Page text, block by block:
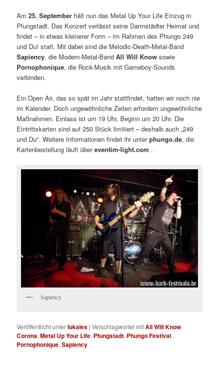
Am25. September hält nun das Metal Up Your Life Einzug in
Pfungstadt. Das Konzert verlässt seine Darmstädter Heimat und
findet – in etwas kleinerer Form – im Rahmen des Phungo 249
und Du! statt. Mit dabei sind die Melodic-Death-Metal-Band
Sapiency, die Modern-Metal-BandAll Will Know sowie
Pornophonique, die Rock-Musik mit Gameboy-Sounds
verbinden.
Ein Open Air, das so spät im Jahr stattfindet, hatten wir noch nie
im Kalender. Doch ungewöhnliche Zeiten erfordern ungewöhnliche
Maßnahmen. Einlass ist um 19 Uhr, Beginn um 20 Uhr. Die
Eintrittskarten sind auf 250 Stück limitiert – deshalb auch „249
und Du“. Weitere Informationen findet ihr unterphungo.de, die
Kartenbestellung läuft übereventim-light.com .
Sapiency
Veröffentlicht unterlokales |Verschlagwortet mitAll Will Know,
Corona,Metal Up Your Life, Pfungstadt, Phungo Festival,
Pornophonique,Sapiency